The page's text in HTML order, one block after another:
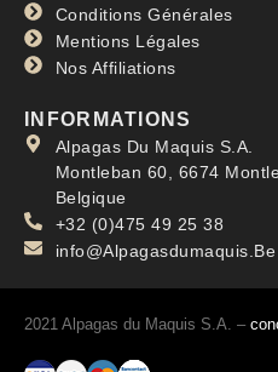
Conditions Générales
Mentions Légales
Nos Affiliations
INFORMATIONS
Alpagas Du Maquis S.A.
Montleban 60, 6674
Belgique
+32 (0)475 49 25 38
info@Alpagasdumaquis.Be
2021 Alpagas du Maquis S.A. –